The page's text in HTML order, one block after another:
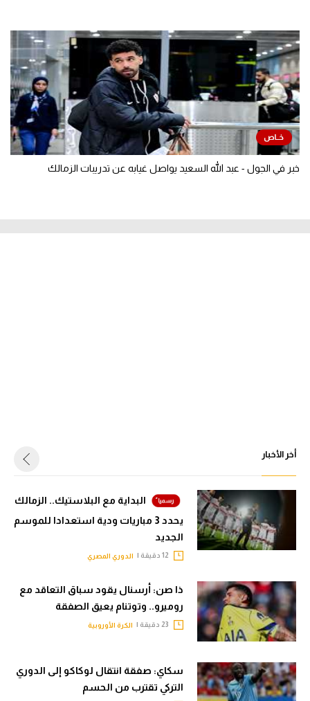
خبر في الجول - عبد الله السعيد يواصل غيابه عن تدريبات الزمالك
أخر الأخبار
البداية مع البلاستيك.. الزمالك
يحدد 3 مباريات ودية استعدادا للموسم
الجديد
الدوري المصري
ذا صن: أرسنال يقود سباق التعاقد مع
روميرو.. وتوتنام يعيق الصفقة
الكرة الأوروبية
سكاي: صفقة انتقال لوكاكو إلى الدوري
التركي تقترب من الحسم